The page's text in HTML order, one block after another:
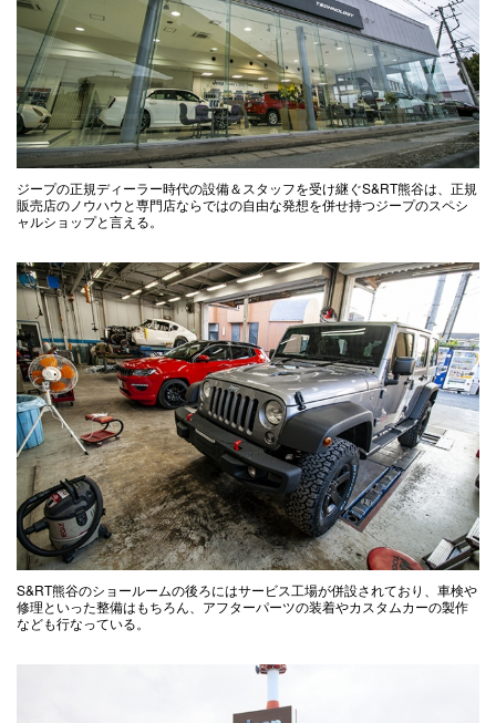
ジープの正規ディーラー時代の設備＆スタッフを受け継ぐS&RT熊谷は、正規
販売店のノウハウと専門店ならではの自由な発想を併せ持つジープのスペシ
ャルショップと言える。
S&RT熊谷のショールームの後ろにはサービス工場が併設されており、車検や
修理といった整備はもちろん、アフターパーツの装着やカスタムカーの製作
なども行なっている。